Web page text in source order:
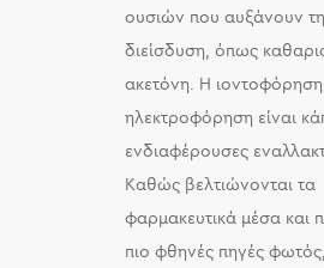
ουσιών που αυξάνουν τη
διείσδυση, όπως
ακετόνη. Η ιοντοφόρηση
ηλεκτροφόρηση είναι
ενδιαφέρουσες
Καθώς βελτιώνονται τα
φαρμακευτικά μέσα και
πιο φθηνές πηγές φωτός,